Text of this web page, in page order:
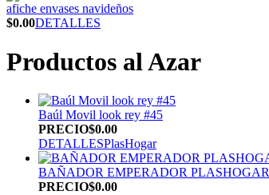
afiche envases navideños
$0.00DETALLES
Productos al Azar
Baúl Movil look rey #45
PRECIO$0.00
DETALLESPlasHogar
BAÑADOR EMPERADOR PLASHOGAR
PRECIO$0.00